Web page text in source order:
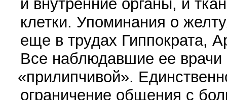
и внутренние органы, и
клетки. Упоминания о
еще в трудах Гиппократа,
Все наблюдавшие ее врачи
«прилипчивой».
ограничение общения с